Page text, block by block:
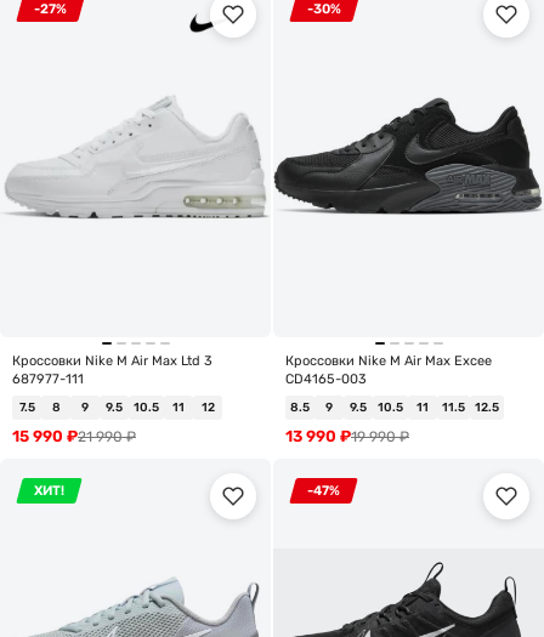
-27%
Кроссовки Nike M Air Max Ltd 3
687977-111
7.5 8 9 9.5 10.5 11 12
21 990₽
15 990 ₽
-30%
Кроссовки Nike M Air Max Excee
CD4165-003
8.5 9 9.5 10.5 11 11.5 12.5
19 990₽
13 990 ₽
ХИТ! -47%